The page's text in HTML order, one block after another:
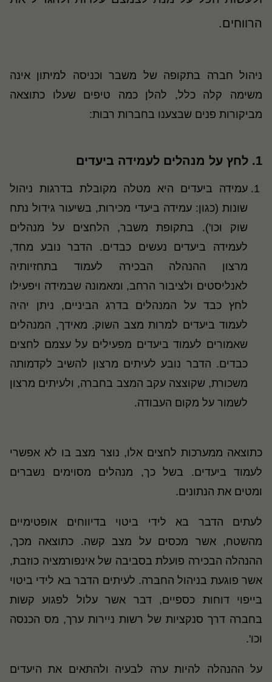
הרווחים.
ניהול חברה בתקופה של משבר וכניסה למיתון אינה
משימה קלה כלל, להלן כמה טיפים שעלו כתוצאה
מביקורות פנים שבצענו בחברות רבות:
1. לחץ על מנהלים לעמידה ביעדים
עמידה ביעדים היא מטלה מקובלת בדרגות ניהול
שונות (כגון: עמידה ביעדי מכירות, בשיעור גידול נתח
שוק וכו'). בתקופת משבר, הלחצים על מנהלים
לעמידה ביעדים נעשים כבדים. הדבר נובע מחד,
מרצון ההנהלה הבכירה לעמוד בתחזיותיה
לאנליסטים ולציבור הרחב, ומאמונה שבמידה ויפעילו
לחץ כבד על המנהלים בדרג הביניים, ניתן יהיה
לעמוד ביעדים למרות מצב השוק. מאידך, המנהלים
שאמורים לעמוד ביעדים מפעילים על עצמם לחצים
כבדים. הדבר נובע לעיתים מרצון להשיב לקדמותה
משכורת, שקוצצה עקב המצב בחברה, ולעיתים מרצון
לשמור על מקום העבודה.
כתוצאה ממערכות לחצים אלו, נוצר מצב בו לא אפשרי
לעמוד ביעדים. בשל כך, מנהלים מסוימים נשברים
ומטים את הנתונים.
לעתים הדבר בא לידי ביטוי בדיווחים אופטימיים
מהשטח, אשר מכסים על מצב קשה. כתוצאה מכך,
ההנהלה הבכירה פועלת בסביבה של אינפורמציה כוזבת,
אשר פוגעת בניהול החברה. לעיתים הדבר בא לידי ביטוי
בייפוי דוחות כספיים, דבר אשר עלול לפגוע קשות
בחברה דרך סנקציות של רשות ניירות ערך, מס הכנסה
וכו'.
על ההנהלה להיות ערה לבעיה ולהתאים את היעדים